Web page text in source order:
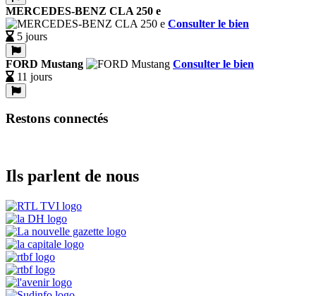
MERCEDES-BENZ CLA 250 e
Consulter le bien
5 jours
FORD Mustang
Consulter le bien
11 jours
Restons connectés
Ils parlent de nous